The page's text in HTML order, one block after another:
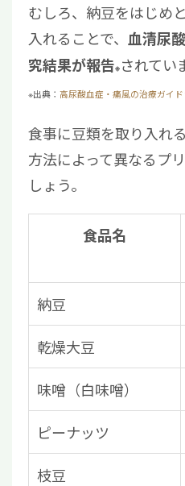
むしろ、納豆をはじめ
入れることで、 血清尿
究結果が報告※ されてい
※出典： 高尿酸血症・痛風の治療ガイ
食事に豆類を取り入れ
方法によって異なるプ
しょう。
食品名
納豆
乾燥大豆
味噌（白味噌）
ピーナッツ
枝豆